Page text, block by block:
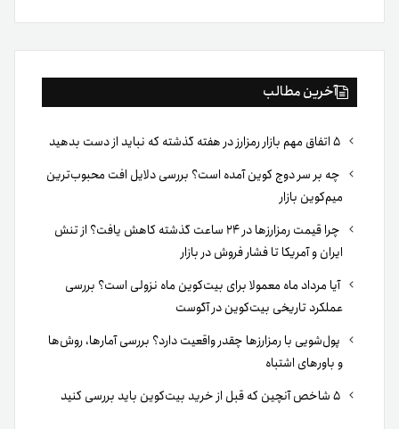
بوک
آخرین مطالب
چه بر سر دوج کوین آمده است؟ بررسی دلایل افت محبوب‌ترین
میم‌کوین بازار
چرا قیمت رمزارزها در ۲۴ ساعت گذشته کاهش یافت؟ از تنش
ایران و آمریکا تا فشار فروش در بازار
آیا مرداد ماه معمولا برای بیت‌کوین ماه نزولی است؟ بررسی
عملکرد تاریخی بیت‌کوین در آگوست
پول‌شویی با رمزارزها چقدر واقعیت دارد؟ بررسی آمارها، روش‌ها
و باورهای اشتباه